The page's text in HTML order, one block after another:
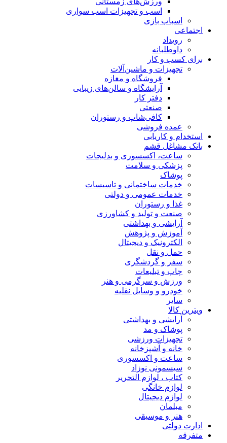
اسب و تجهیزات اسب سواری
اسباب‌ بازی
اجتماعی
رویداد
داوطلبانه
برای کسب و کار
تجهیزات و ماشین‌آلات
فروشگاه و مغازه
آرایشگاه و سالن‌های زیبایی
دفتر کار
صنعتی
کافی‌شاپ و رستوران
عمده فروشی
استخدام و کاریابی
بانک مشاغل قشم
ساعت، اکسسوری و بدلیجات
پزشکی و سلامت
پوشاک
خدمات ساختمانی و تاسیسات
خدمات عمومی و دولتی
غذا و رستوران
صنعت و تولید و کشاورزی
آرایشی و بهداشتی
آموزش و پژوهش
الکترونیک و دیجیتال
حمل و نقل
سفر و گردشگری
چاپ و تبلیعات
ورزش و سرگرمی و هنر
خودرو و وسایل نقلیه
سایر
ویترین کالا
آرایشی و بهداشتی
پوشاک و مد
تجهیزات ورزشی
خانه و آشپزخانه
ساعت و اکسسوری
سیسمونی نوزاد
کتاب ، لوازم التحریر
لوازم خانگی
لوازم دیجیتال
مبلمان
هنر و موسیقی
ادارت دولتی
متفرقه